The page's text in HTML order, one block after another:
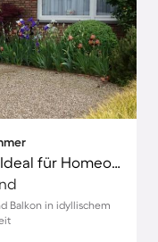
Ferienwohnung mit Terrasse | Ideal für Homeoffice
Balkon in idyllischem